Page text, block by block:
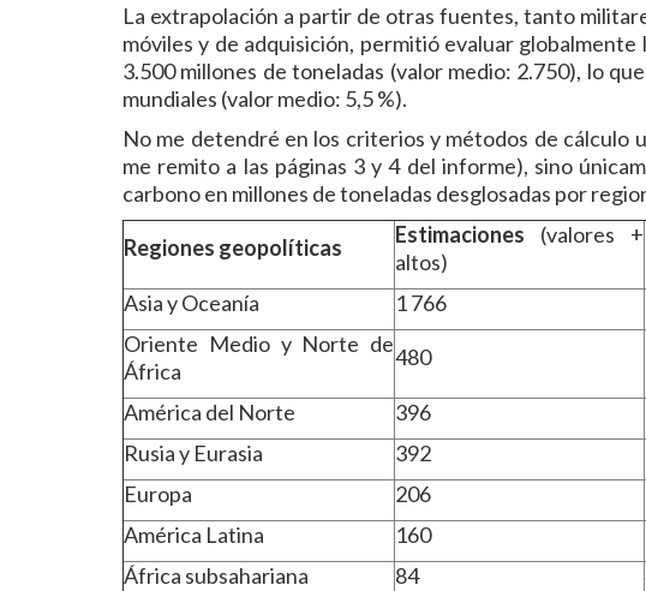
La extrapolación a partir de otras fuentes, tanto
móviles y de adquisición, permitió evaluar
3.500 millones de toneladas (valor medio: 2.750), lo
mundiales (valor medio: 5,5 %).
No me detendré en los criterios y métodos de cálculo
me remito a las páginas 3 y 4 del informe), sino
carbono en millones de toneladas desglosadas por
Regiones geopolíticas Estimaciones (valores +
altos)
Asia y Oceanía
1 766
Oriente Medio y Norte de
África
480
América del Norte 396
Rusia y Eurasia
392
Europa
206
América Latina
160
África subsahariana
84